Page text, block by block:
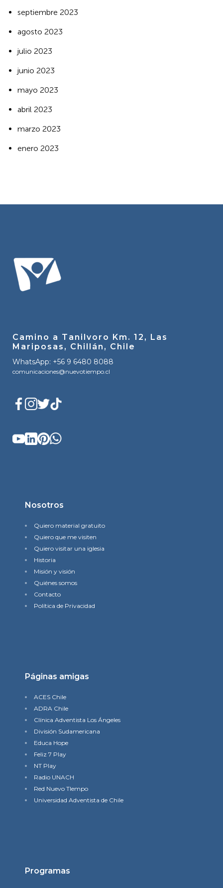
septiembre 2023
agosto 2023
julio 2023
junio 2023
mayo 2023
abril 2023
marzo 2023
enero 2023
Camino a Tanilvoro Km. 12, Las
Mariposas, Chillán, Chile
WhatsApp: +56 9 6480 8088
comunicaciones@nuevotiempo.cl
Nosotros
Quiero material gratuito
Quiero que me visiten
Quiero visitar una iglesia
Historia
Misión y visión
Quiénes somos
Contacto
Política de Privacidad
Páginas amigas
ACES Chile
ADRA Chile
Clínica Adventista Los Ángeles
División Sudamericana
Educa Hope
Feliz 7 Play
NT Play
Radio UNACH
Red Nuevo TIempo
Universidad Adventista de Chile
Programas